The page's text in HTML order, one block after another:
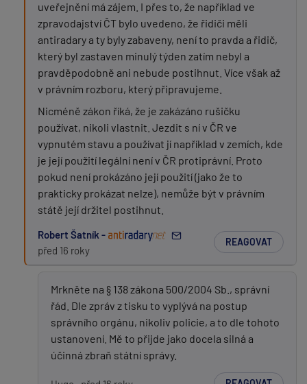
uveřejnění má zájem. I přes to, že například ve
zpravodajství ČT bylo uvedeno, že řidiči měli
antiradary a ty byly zabaveny, není to pravda a řidič,
který byl zastaven minulý týden zatím nebyl a
pravděpodobně ani nebude postihnut. Více však až
v právním rozboru, který připravujeme.
Nicméně zákon říká, že je zakázáno rušičku
používat, nikoli vlastnit. Jezdit s ní v ČR ve
vypnutém stavu a používat jí například v zemích, kde
je její použití legální není v ČR protiprávní. Proto
pokud není prokázáno její použití (jako že to
prakticky prokázat nelze), nemůže být v právním
státě její držitel postihnut.
Robert Šatník -
před 16 roky
REAGOVAT
Mrkněte na § 138 zákona 500/2004 Sb., správní
řád. Dle zpráv z tisku to vyplývá na postup
správního orgánu, nikoliv policie, a to dle tohoto
ustanovení. Mě to přijde jako docela silná a
účinná zbraň státní správy.